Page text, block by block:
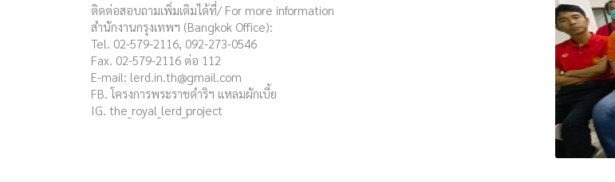
ติดต่อสอบถามเพิ่มเติมได้ที่/ For more information
สำนักงานกรุงเทพฯ (Bangkok Office):
Tel. 02-579-2116, 092-273-0546
Fax. 02-579-2116 ต่อ 112
E-mail: lerd.in.th@gmail.com
FB. โครงการพระราชดำริฯ แหลมผักเบี้ย
IG. the_royal_lerd_project